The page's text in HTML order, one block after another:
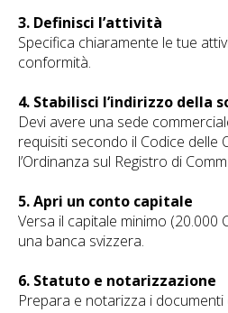
3. Definisci l’attività
Specifica chiaramente le tue
conformità.
4. Stabilisci l’indirizzo della
Devi avere una sede
requisiti secondo il Codice delle
l’Ordinanza sul Registro di
5. Apri un conto capitale
Versa il capitale minimo (20.000
una banca svizzera.
6. Statuto e notarizzazione
Prepara e notarizza i